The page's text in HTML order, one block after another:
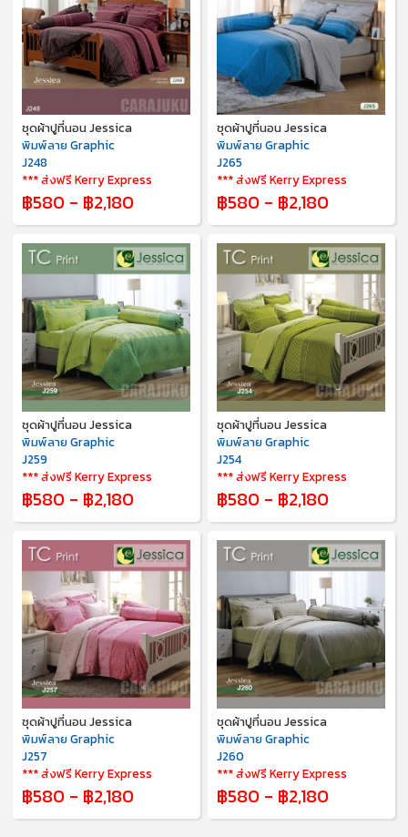
ชุดผ้าปูที่นอน Jessica
พิมพ์ลาย Graphic
J248
*** ส่งฟรี Kerry Express
฿580 - ฿2,180
ชุดผ้าปูที่นอน Jessica
พิมพ์ลาย Graphic
J265
*** ส่งฟรี Kerry Express
฿580 - ฿2,180
ชุดผ้าปูที่นอน Jessica
พิมพ์ลาย Graphic
J259
*** ส่งฟรี Kerry Express
฿580 - ฿2,180
ชุดผ้าปูที่นอน Jessica
พิมพ์ลาย Graphic
J254
*** ส่งฟรี Kerry Express
฿580 - ฿2,180
ชุดผ้าปูที่นอน Jessica
พิมพ์ลาย Graphic
J257
*** ส่งฟรี Kerry Express
฿580 - ฿2,180
ชุดผ้าปูที่นอน Jessica
พิมพ์ลาย Graphic
J260
*** ส่งฟรี Kerry Express
฿580 - ฿2,180